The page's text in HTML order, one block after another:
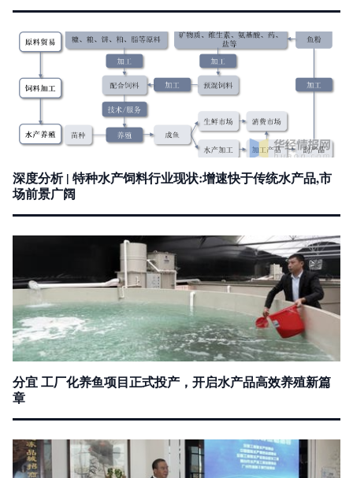
深度分析 | 特种水产饲料行业现状:增速快于传统水产品,市
场前景广阔
分宜 工厂化养鱼项目正式投产，开启水产品高效养殖新篇
章